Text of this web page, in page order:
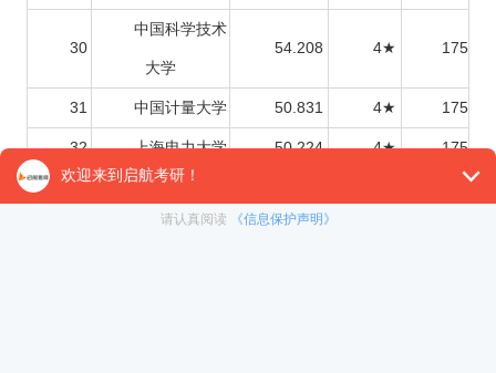
30
中国科学技术
大学
54.208 4★ 175
31 中国计量大学 50.831 4★ 175
32 上海电力大学 50.224 4★ 175
33 北京理工大学
华东交通大学 49.638